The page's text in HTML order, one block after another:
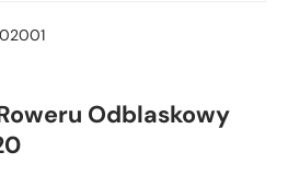
Odblaskowy